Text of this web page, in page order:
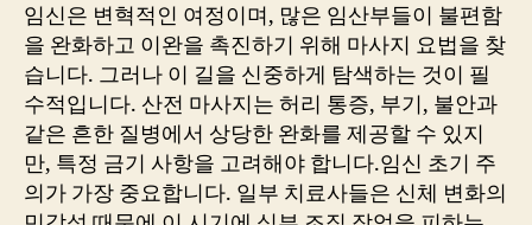
임신은 변혁적인 여정이며, 많은 임산부들이 불편함
을 완화하고 이완을 촉진하기 위해 마사지 요법을 찾
습니다. 그러나 이 길을 신중하게 탐색하는 것이 필
수적입니다. 산전 마사지는 허리 통증, 부기, 불안과
같은 흔한 질병에서 상당한 완화를 제공할 수 있지
만, 특정 금기 사항을 고려해야 합니다.임신 초기 주
의가 가장 중요합니다. 일부 치료사들은 신체 변화의